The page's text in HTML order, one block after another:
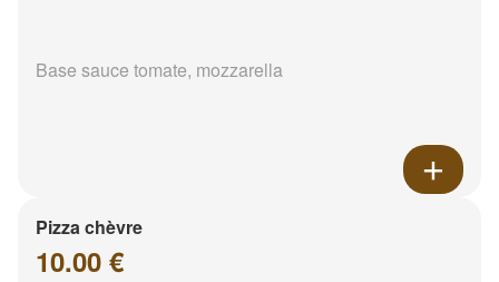
Base sauce tomate, mozzarella
Pizza chèvre
10.00 €